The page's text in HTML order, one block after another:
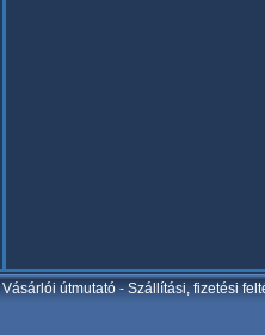
Vásárlói útmutató-Szállítási, fizetési